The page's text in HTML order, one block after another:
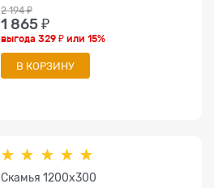
2 194 ₽
1 865 ₽
выгода329 ₽ или15%
В КОРЗИНУ
Скамья 1200x300